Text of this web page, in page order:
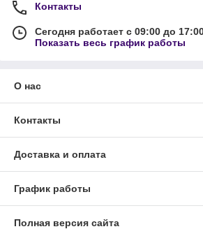
Контакты
Сегодня работает с 09:00 до
Показать весь график работы
О нас
Контакты
Доставка и оплата
График работы
Полная версия сайта